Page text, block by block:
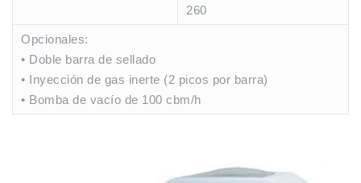
260
Opcionales:
• Doble barra de sellado
• Inyección de gas inerte (2 picos por barra)
• Bomba de vacío de 100 cbm/h